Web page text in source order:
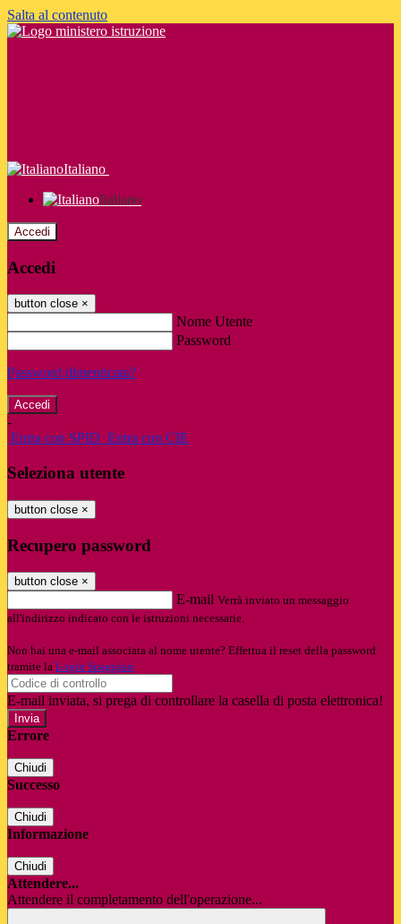
Salta al contenuto
Italiano
Italiano
Accedi
Accedi
button close ×
Nome Utente
Password
Password dimenticata?
-
Entra con SPID Entra con CIE
Seleziona utente
button close ×
Recupero password
button close ×
E-mail Verrà inviato un messaggio
all'indirizzo indicato con le istruzioni necessarie.
Non hai una e-mail associata al nome utente? Effettua il reset della password
tramite la Login Spaggiari
E-mail inviata, si prega di controllare la casella di posta elettronica!
Errore
Chiudi
Successo
Chiudi
Informazione
Chiudi
Attendere...
Attendere il completamento dell'operazione...